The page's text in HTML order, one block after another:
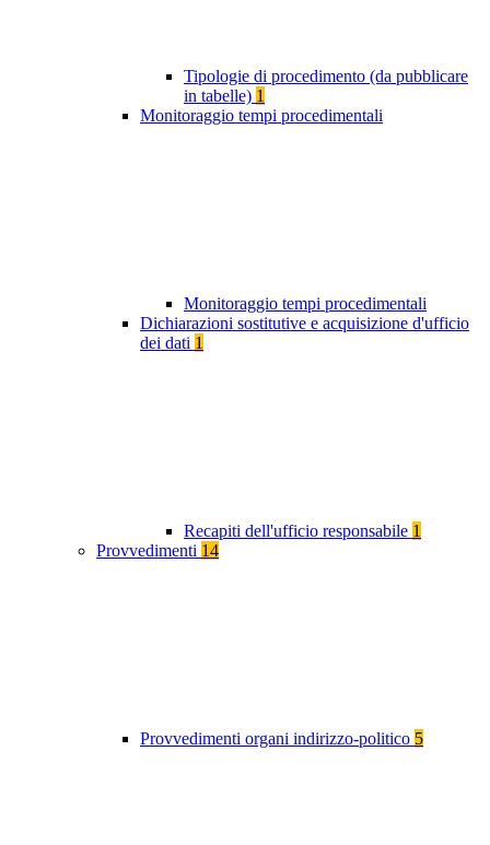
Tipologie di procedimento (da pubblicare
in tabelle) 1
Monitoraggio tempi procedimentali
Monitoraggio tempi procedimentali
Dichiarazioni sostitutive e acquisizione d'ufficio
dei dati 1
Recapiti dell'ufficio responsabile 1
Provvedimenti 14
Provvedimenti organi indirizzo-politico 5